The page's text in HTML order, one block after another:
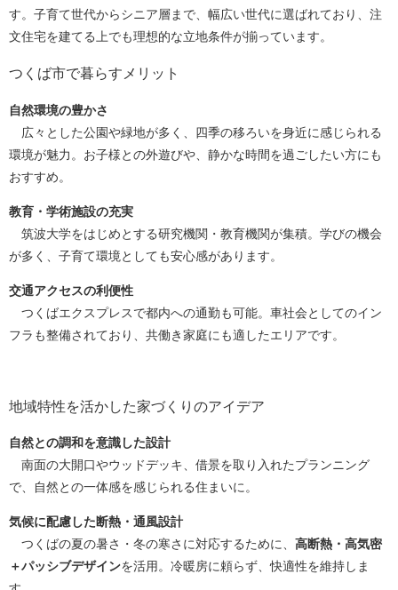
す。子育て世代からシニア層まで、幅広い世代に選ばれており、注
文住宅を建てる上でも理想的な立地条件が揃っています。
つくば市で暮らすメリット
自然環境の豊かさ
広々とした公園や緑地が多く、四季の移ろいを身近に感じられる
環境が魅力。お子様との外遊びや、静かな時間を過ごしたい方にも
おすすめ。
教育・学術施設の充実
筑波大学をはじめとする研究機関・教育機関が集積。学びの機会
が多く、子育て環境としても安心感があります。
交通アクセスの利便性
つくばエクスプレスで都内への通勤も可能。車社会としてのイン
フラも整備されており、共働き家庭にも適したエリアです。
地域特性を活かした家づくりのアイデア
自然との調和を意識した設計
南面の大開口やウッドデッキ、借景を取り入れたプランニング
で、自然との一体感を感じられる住まいに。
気候に配慮した断熱・通風設計
つくばの夏の暑さ・冬の寒さに対応するために、 高断熱・高気密
＋パッシブデザインを活用。冷暖房に頼らず、快適性を維持しま